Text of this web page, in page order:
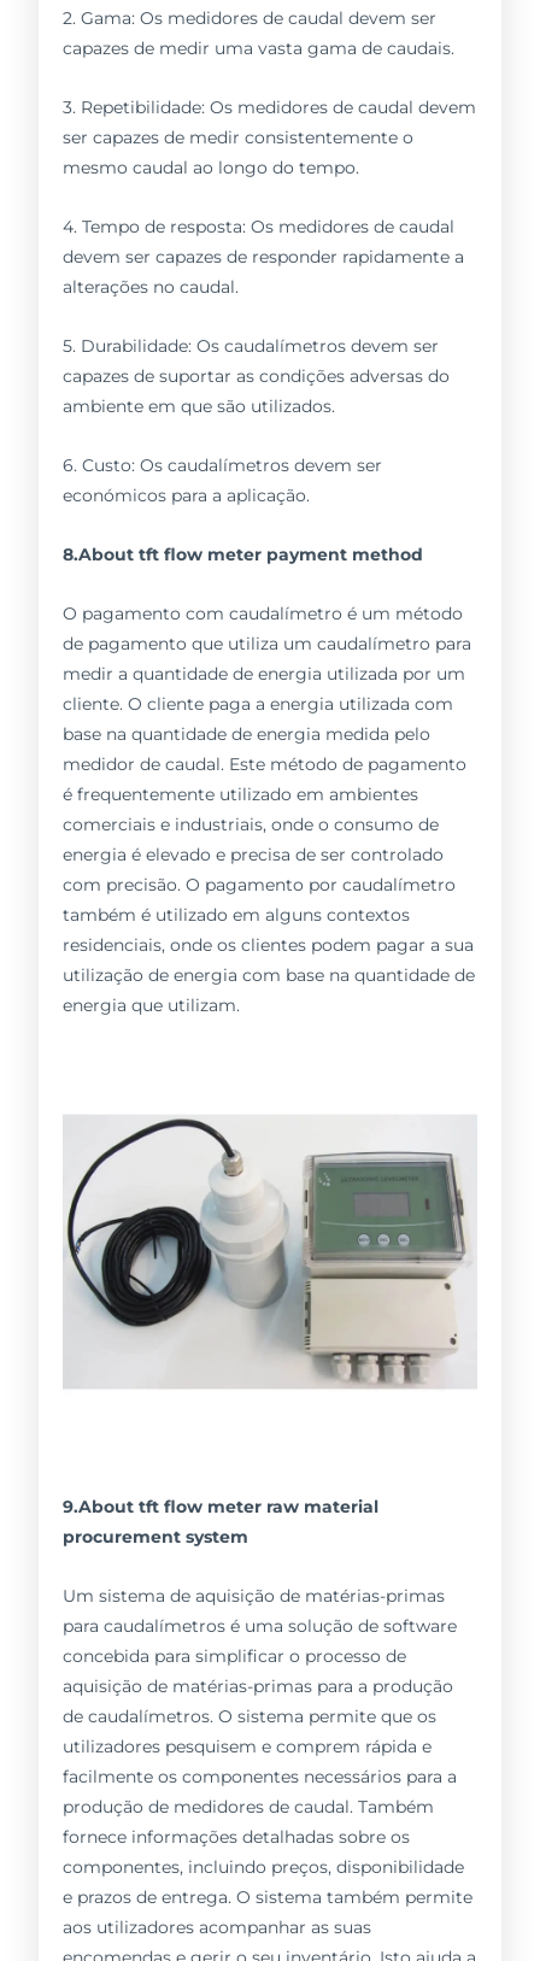
2. Gama: Os medidores de caudal devem ser
capazes de medir uma vasta gama de caudais.
3. Repetibilidade: Os medidores de caudal devem
ser capazes de medir consistentemente o
mesmo caudal ao longo do tempo.
4. Tempo de resposta: Os medidores de caudal
devem ser capazes de responder rapidamente a
alterações no caudal.
5. Durabilidade: Os caudalímetros devem ser
capazes de suportar as condições adversas do
ambiente em que são utilizados.
6. Custo: Os caudalímetros devem ser
económicos para a aplicação.
8.About tft flow meter payment method
O pagamento com caudalímetro é um método
de pagamento que utiliza um caudalímetro para
medir a quantidade de energia utilizada por um
cliente. O cliente paga a energia utilizada com
base na quantidade de energia medida pelo
medidor de caudal. Este método de pagamento
é frequentemente utilizado em ambientes
comerciais e industriais, onde o consumo de
energia é elevado e precisa de ser controlado
com precisão. O pagamento por caudalímetro
também é utilizado em alguns contextos
residenciais, onde os clientes podem pagar a sua
utilização de energia com base na quantidade de
energia que utilizam.
9.About tft flow meter raw material
procurement system
Um sistema de aquisição de matérias-primas
para caudalímetros é uma solução de software
concebida para simplificar o processo de
aquisição de matérias-primas para a produção
de caudalímetros. O sistema permite que os
utilizadores pesquisem e comprem rápida e
facilmente os componentes necessários para a
produção de medidores de caudal. Também
fornece informações detalhadas sobre os
componentes, incluindo preços, disponibilidade
e prazos de entrega. O sistema também permite
aos utilizadores acompanhar as suas